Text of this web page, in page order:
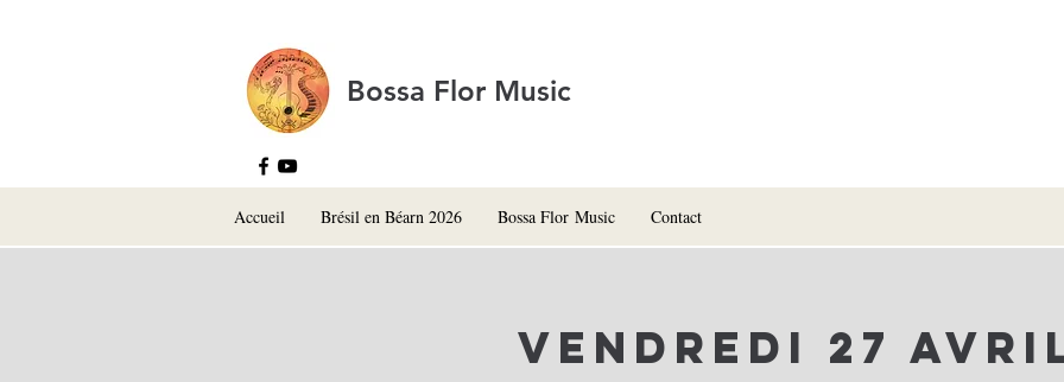
Bossa Flor Music
Accueil Brésil en Béarn 2026 Bossa Flor Music Contact
Vendredi 27